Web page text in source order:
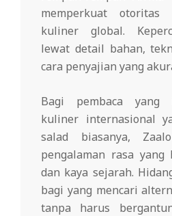
memperkuat otoritas
kuliner global.
lewat detail bahan,
cara penyajian yang
Bagi pembaca yang
kuliner internasional
salad biasanya,
pengalaman rasa yang
dan kaya sejarah.
bagi yang mencari
tanpa harus